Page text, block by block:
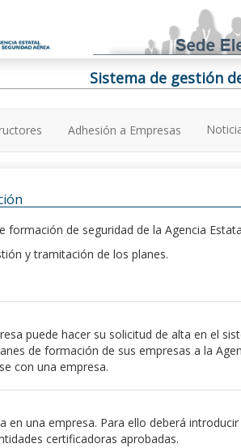
Sistema de gestión
Adhesión a Empresas
de seguridad de la Agencia
y tramitación de los planes.
puede hacer su solicitud de alta en el
de formación de sus empresas a la
con una empresa.
en una empresa. Para ello deberá
certificadoras aprobadas.